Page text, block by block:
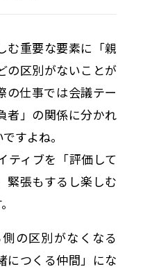
む重要な要素に「親
の区別がないことが
の仕事では会議テー
者」の関係に分かれ
すよね。
ティブを「評価して
緊張もするし楽しむ
の区別がなくなる
につくる仲間」にな